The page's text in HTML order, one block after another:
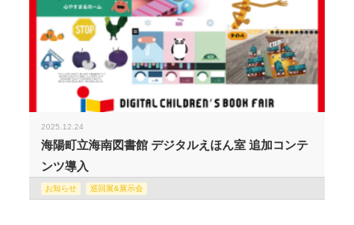
2025.12.24
海陽町立海南図書館 デジタルえほん室 追加コンテ
ンツ導入
お知らせ 巡回展&展示会